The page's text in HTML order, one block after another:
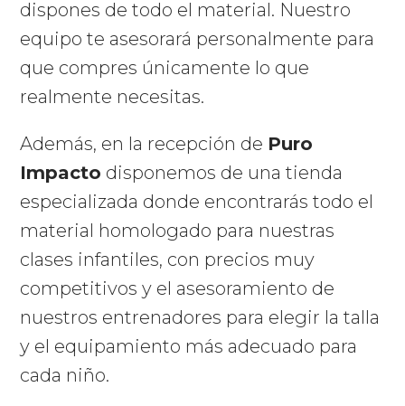
dispones de todo el material. Nuestro
equipo te asesorará personalmente para
que compres únicamente lo que
realmente necesitas.
Además, en la recepción de Puro
Impacto disponemos de una tienda
especializada donde encontrarás todo el
material homologado para nuestras
clases infantiles, con precios muy
competitivos y el asesoramiento de
nuestros entrenadores para elegir la talla
y el equipamiento más adecuado para
cada niño.